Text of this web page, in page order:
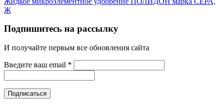
Ж
Подпишитесь на рассылку
И получайте первым все обновления сайта
Введите ваш email *